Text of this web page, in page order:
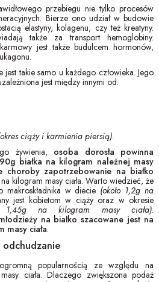
przebiegu nie tylko procesów
Bierze ono udział w budowie
elastyny, kolagenu, czy też kreatyny.
także za transport hemoglobiny.
jest także budulcem hormonów,
jest takie samo u każdego człowieka. Jego
jest między innymi od:
ciąży i karmienia piersią).
żywienia, osoba dorosła powinna
białka na kilogram należnej masy
choroby zapotrzebowanie na białko
na kilogram masy ciała. Warto wiedzieć, że
makroskładnika w diecie (około 1,2g na
jest kobietom w ciąży oraz w okresie
1,45g na kilogram masy ciała).
na białko szacowane jest na
masy ciała.
odchudzanie
popularnością ze względu na
ciała. Dlaczego zwiększona podaż